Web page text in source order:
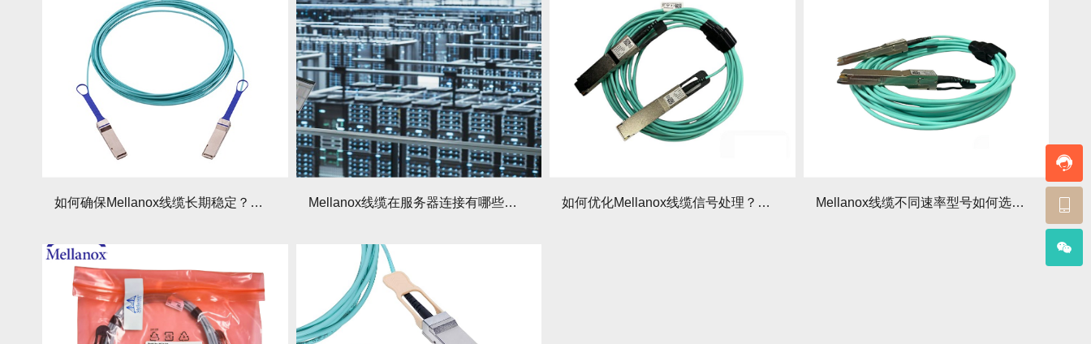
如何确保Mellanox线缆长期稳定？日常维护要点有哪些？ Mellanox线缆在服务器连接有哪些技巧？连接后如何维护？ 如何优化Mellanox线缆信号处理？有哪些关键技术要点？ Mellanox线缆不同速率型号如何选？性能差异有哪些？